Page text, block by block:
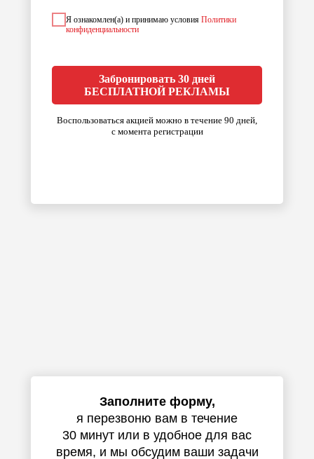
Я ознакомлен(а) и принимаю условия Политики
конфиденциальности
Забронировать 30 дней
БЕСПЛАТНОЙ РЕКЛАМЫ
Воспользоваться акцией можно в течение 90 дней,
с момента регистрации
Заполните форму,
я перезвоню вам в течение
30 минут или в удобное для вас
время, и мы обсудим ваши задачи